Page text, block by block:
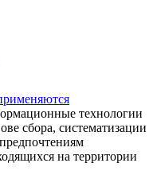
технологии
сбора, систематизации
на территории